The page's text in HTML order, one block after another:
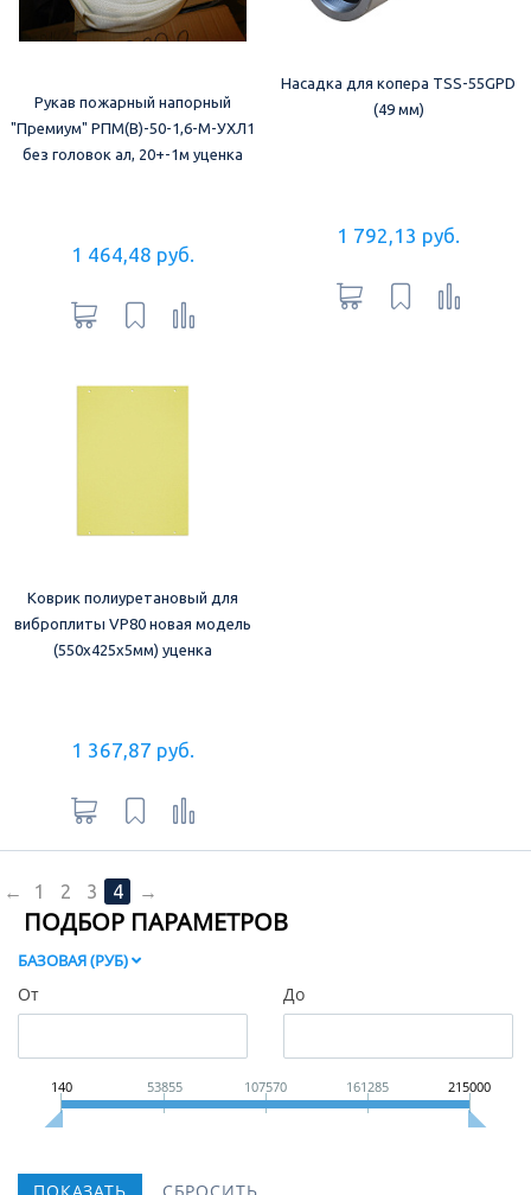
Рукав пожарный напорный
"Премиум" РПМ(В)-50-1,6-М-УХЛ1
без головок ал, 20+-1м уценка
1 464,48 руб.
Насадка для копера TSS-55GPD
(49 мм)
1 792,13 руб.
Коврик полиуретановый для
виброплиты VP80 новая модель
(550х425х5мм) уценка
1 367,87 руб.
← 1 2 3 4 →
ПОДБОР ПАРАМЕТРОВ
БАЗОВАЯ (РУБ)
От До
140 53855 107570 161285 215000